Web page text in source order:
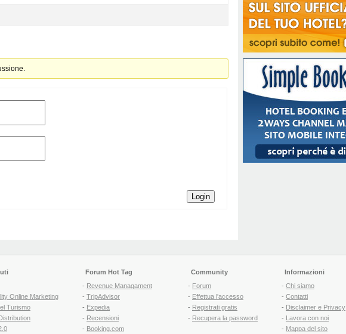
Login
Online Marketing
Turismo
Forum Hot Tag
- Revenue Managament
- TripAdvisor
- Expedia
- Recensioni
- Booking.com
Community
- Forum
- Effettua l'accesso
- Registrati gratis
- Recupera la password
Informazioni
- Chi siamo
- Contatti
- Disclaimer e Privacy
- Lavora con noi
- Mappa del sito